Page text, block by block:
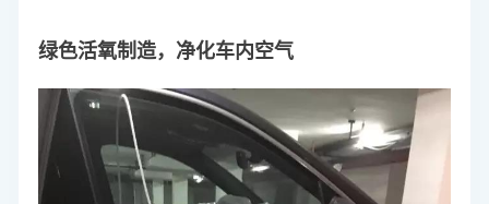
绿色活氧制造，净化车内空气